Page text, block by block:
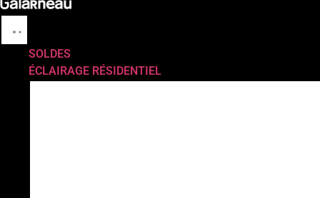
SOLDES
ÉCLAIRAGE RÉSIDENTIEL